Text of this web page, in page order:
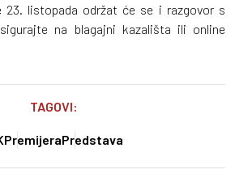
23. listopada održat će se i razgovor s
na blagajni kazališta ili online
TAGOVI:
PremijeraPredstava